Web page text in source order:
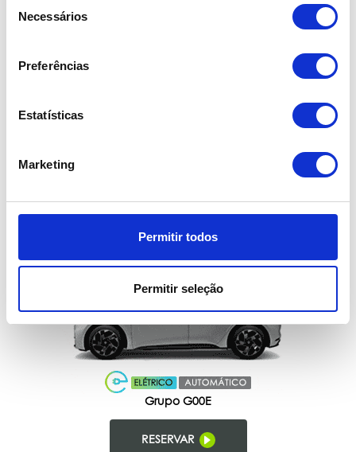
Necessários
Preferências
Estatísticas
Marketing
Permitir todos
Permitir seleção
Familiar
Grupo G00E
RESERVAR